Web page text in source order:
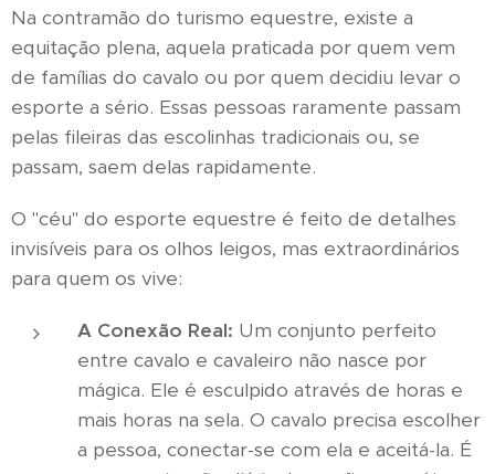
Na contramão do turismo equestre, existe a
equitação plena, aquela praticada por quem vem
de famílias do cavalo ou por quem decidiu levar o
esporte a sério. Essas pessoas raramente passam
pelas fileiras das escolinhas tradicionais ou, se
passam, saem delas rapidamente.
O "céu" do esporte equestre é feito de detalhes
invisíveis para os olhos leigos, mas extraordinários
para quem os vive:
A Conexão Real: Um conjunto perfeito
entre cavalo e cavaleiro não nasce por
mágica. Ele é esculpido através de horas e
mais horas na sela. O cavalo precisa escolher
a pessoa, conectar-se com ela e aceitá-la. É